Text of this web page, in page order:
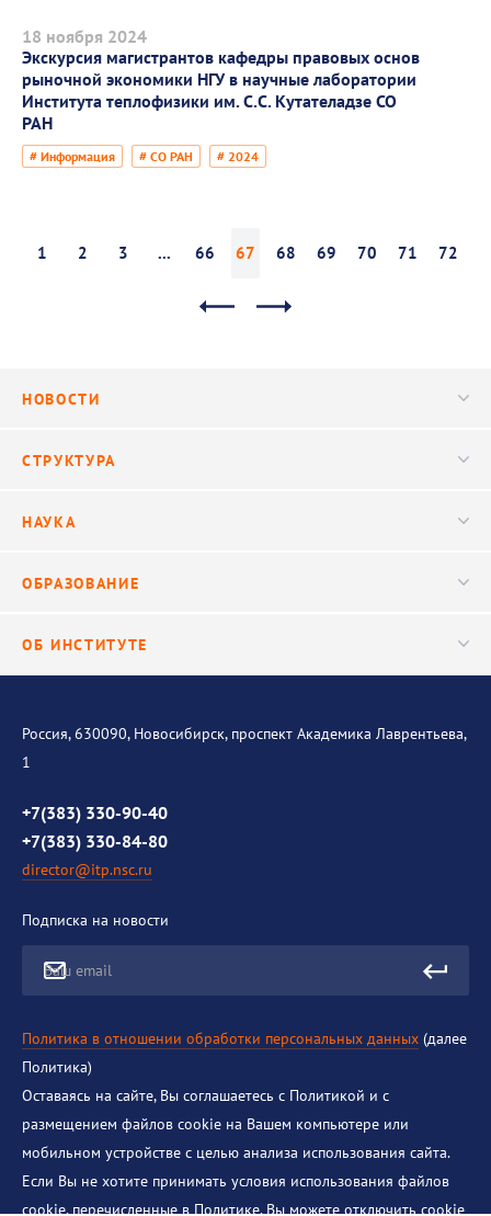
18 ноября 2024
Экскурсия магистрантов кафедры правовых основ
рыночной экономики НГУ в научные лаборатории
Института теплофизики им. С.С. Кутателадзе СО
РАН
# Информация # СО РАН # 2024
1 2 3 ... 66 67 68 69 70 71 72
НОВОСТИ
Видео
СТРУКТУРА
Научные подразделения
НАУКА
Исследования
ОБРАЗОВАНИЕ
ОБ ИНСТИТУТЕ
История института
Контакты
Противодействие коррупции
Россия, 630090, Новосибирск, проспект Академика Лаврентьева,
1
+7(383) 330-90-40
+7(383) 330-84-80
director@itp.nsc.ru
Подписка на новости
Ваш email
Политика в отношении обработки персональных данных (далее
Политика)
Оставаясь на сайте, Вы соглашаетесь с Политикой и с
размещением файлов cookie на Вашем компьютере или
мобильном устройстве с целью анализа использования сайта.
Если Вы не хотите принимать условия использования файлов
cookie, перечисленные в Политике, Вы можете отключить cookie